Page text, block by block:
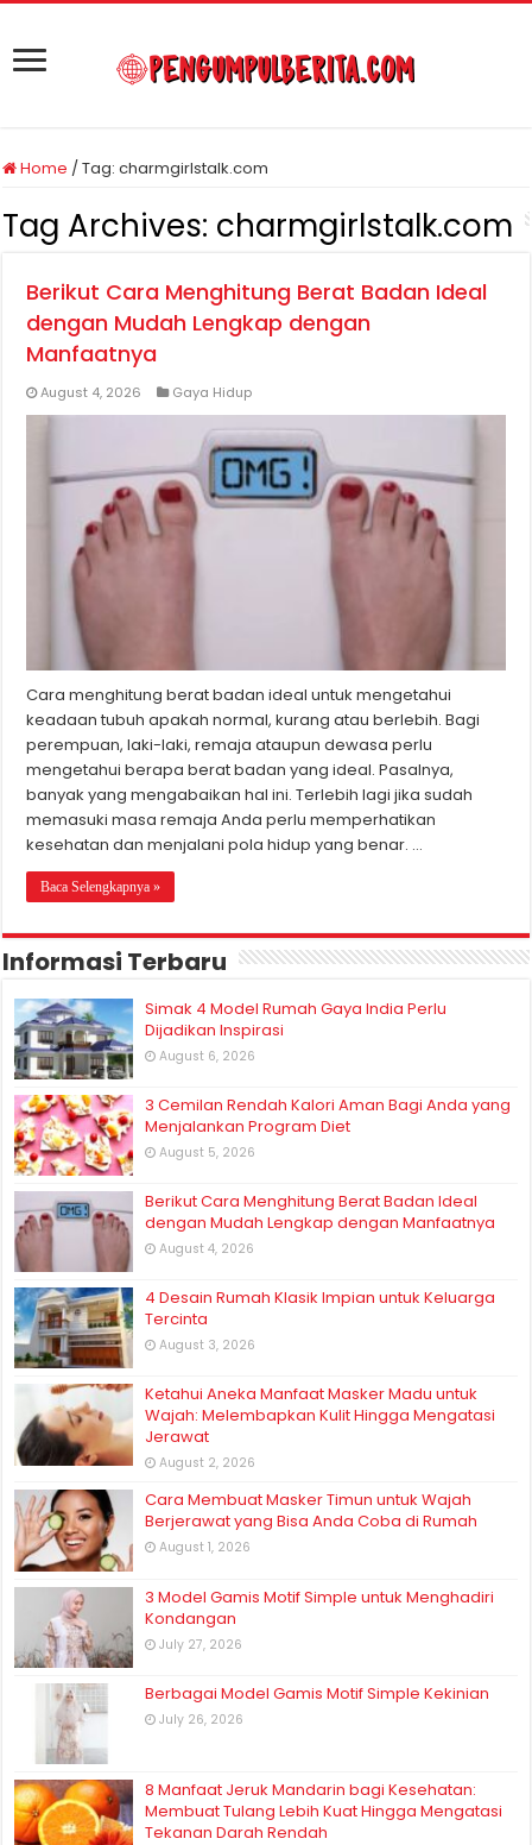
Home /Tag:charmgirlstalk.com
Tag Archives: charmgirlstalk.com
Berikut Cara Menghitung Berat Badan Ideal
dengan Mudah Lengkap dengan
Manfaatnya
August 4, 2026 Gaya Hidup
Cara menghitung berat badan ideal untuk mengetahui
keadaan tubuh apakah normal, kurang atau berlebih. Bagi
perempuan, laki-laki, remaja ataupun dewasa perlu
mengetahui berapa berat badan yang ideal. Pasalnya,
banyak yang mengabaikan hal ini. Terlebih lagi jika sudah
memasuki masa remaja Anda perlu memperhatikan
kesehatan dan menjalani pola hidup yang benar. …
Baca Selengkapnya »
Informasi Terbaru
Simak 4 Model Rumah Gaya India Perlu
Dijadikan Inspirasi
August 6, 2026
3 Cemilan Rendah Kalori Aman Bagi Anda yang
Menjalankan Program Diet
August 5, 2026
Berikut Cara Menghitung Berat Badan Ideal
dengan Mudah Lengkap dengan Manfaatnya
August 4, 2026
4 Desain Rumah Klasik Impian untuk Keluarga
Tercinta
August 3, 2026
Ketahui Aneka Manfaat Masker Madu untuk
Wajah: Melembapkan Kulit Hingga Mengatasi
Jerawat
August 2, 2026
Cara Membuat Masker Timun untuk Wajah
Berjerawat yang Bisa Anda Coba di Rumah
August 1, 2026
3 Model Gamis Motif Simple untuk Menghadiri
Kondangan
July 27, 2026
Berbagai Model Gamis Motif Simple Kekinian
July 26, 2026
8 Manfaat Jeruk Mandarin bagi Kesehatan:
Membuat Tulang Lebih Kuat Hingga Mengatasi
Tekanan Darah Rendah